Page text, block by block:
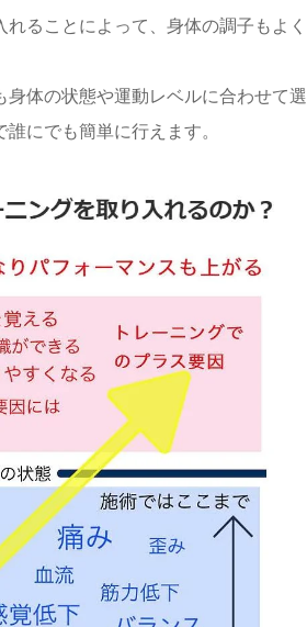
ることによって、身体の調子もよく
身体の状態や運動レベルに合わせて選
にでも簡単に行えます。